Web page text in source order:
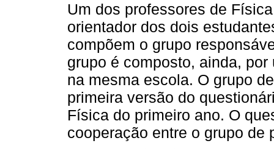
Um dos professores de
orientador dos dois
compõem o grupo
grupo é composto, ainda,
na mesma escola. O grupo
primeira versão do
Física do primeiro ano. O
cooperação entre o grupo de